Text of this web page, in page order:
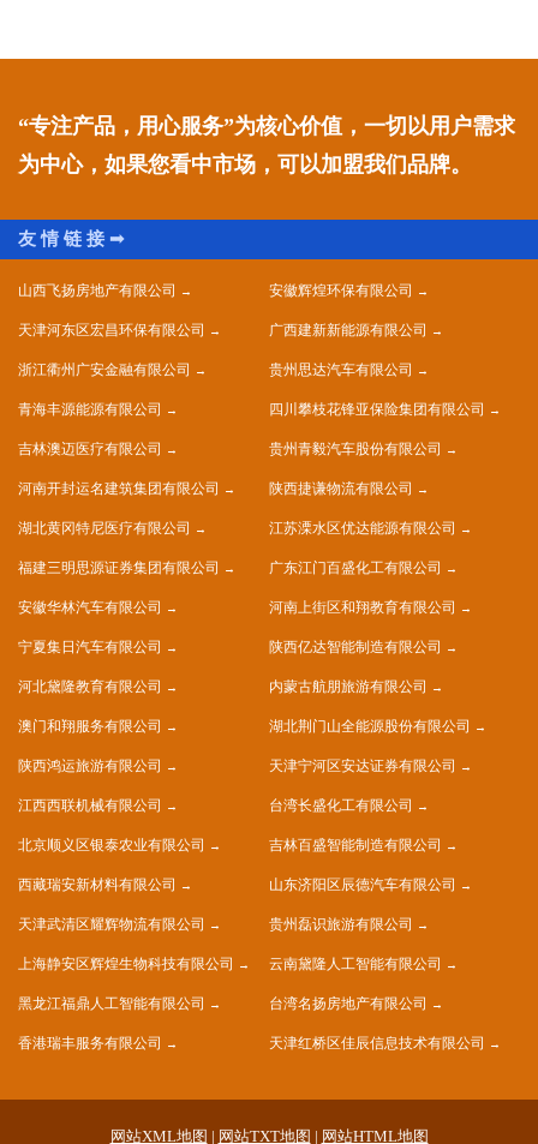
“专注产品，用心服务”为核心价值，一切以用户需求
为中心，如果您看中市场，可以加盟我们品牌。
山西飞扬房地产有限公司 安徽辉煌环保有限公司
天津河东区宏昌环保有限公司 广西建新新能源有限公司
浙江衢州广安金融有限公司 贵州思达汽车有限公司
青海丰源能源有限公司 四川攀枝花锋亚保险集团有限公司
吉林澳迈医疗有限公司 贵州青毅汽车股份有限公司
河南开封运名建筑集团有限公司 陕西捷谦物流有限公司
湖北黄冈特尼医疗有限公司 江苏溧水区优达能源有限公司
福建三明思源证券集团有限公司 广东江门百盛化工有限公司
安徽华林汽车有限公司 河南上街区和翔教育有限公司
宁夏集日汽车有限公司 陕西亿达智能制造有限公司
河北黛隆教育有限公司 内蒙古航朋旅游有限公司
澳门和翔服务有限公司 湖北荆门山全能源股份有限公司
陕西鸿运旅游有限公司 天津宁河区安达证券有限公司
江西西联机械有限公司 台湾长盛化工有限公司
北京顺义区银泰农业有限公司 吉林百盛智能制造有限公司
西藏瑞安新材料有限公司 山东济阳区辰德汽车有限公司
天津武清区耀辉物流有限公司 贵州磊识旅游有限公司
上海静安区辉煌生物科技有限公司 云南黛隆人工智能有限公司
黑龙江福鼎人工智能有限公司 台湾名扬房地产有限公司
香港瑞丰服务有限公司 天津红桥区佳辰信息技术有限公司
网站XML地图 | 网站TXT地图 | 网站HTML地图